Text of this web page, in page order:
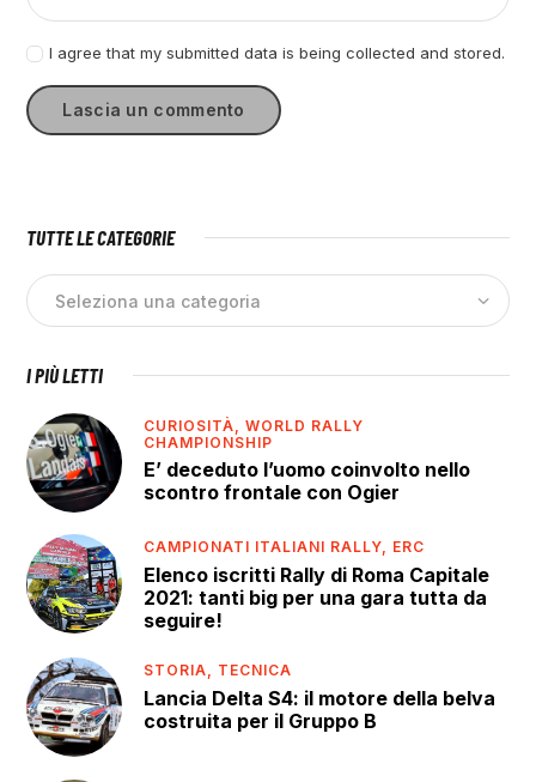
I agree that my submitted data is being collected and stored.
TUTTE LE CATEGORIE
I PIÙ LETTI
CURIOSITÀ,WORLD RALLY
CHAMPIONSHIP
E’ deceduto l’uomo coinvolto nello
scontro frontale con Ogier
CAMPIONATI ITALIANI RALLY, ERC
Elenco iscritti Rally di Roma Capitale
2021: tanti big per una gara tutta da
seguire!
STORIA, TECNICA
Lancia Delta S4: il motore della belva
costruita per il Gruppo B